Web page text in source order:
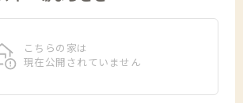
こちらの家は
現在公開されていません